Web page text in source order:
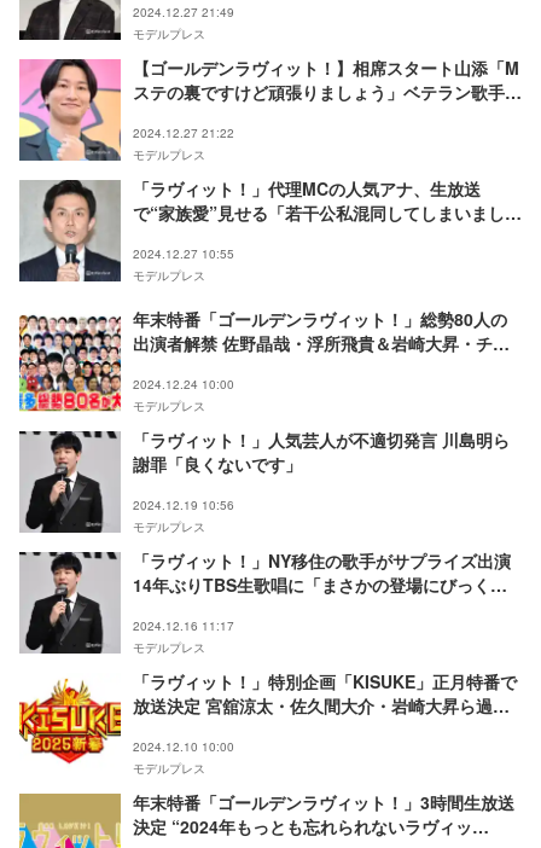
2024.12.27 21:49
モデルプレス
【ゴールデンラヴィット！】相席スタート山添「M
ステの裏ですけど頑張りましょう」ベテラン歌手が
2024.12.27 21:22
モデルプレス
「ラヴィット！」代理MCの人気アナ、生放送
で“家族愛”見せる「若干公私混同してしまいまし
2024.12.27 10:55
モデルプレス
年末特番「ゴールデンラヴィット！」総勢80人の
出演者解禁 佐野晶哉・浮所飛貴＆岩崎大昇・チャ
2024.12.24 10:00
モデルプレス
「ラヴィット！」人気芸人が不適切発言 川島明ら
謝罪「良くないです」
2024.12.19 10:56
モデルプレス
「ラヴィット！」NY移住の歌手がサプライズ出演
14年ぶりTBS生歌唱に「まさかの登場にびっく
2024.12.16 11:17
モデルプレス
「ラヴィット！」特別企画「KISUKE」正月特番で
放送決定 宮舘涼太・佐久間大介・岩崎大昇ら過去
2024.12.10 10:00
モデルプレス
年末特番「ゴールデンラヴィット！」3時間生放送
決定 “2024年もっとも忘れられないラヴィッ